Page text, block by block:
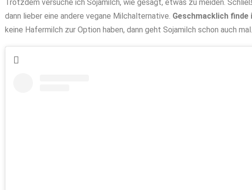
Trotzdem versuche ich Sojamilch, wie gesagt, etwas zu meiden.
dann lieber eine andere vegane Milchalternative. Geschmacklich finde
keine Hafermilch zur Option haben, dann geht Sojamilch schon auch mal.